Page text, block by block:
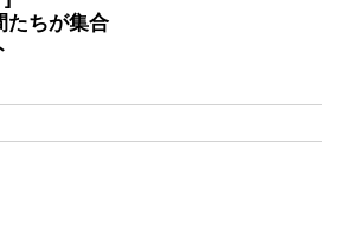
たちが集合